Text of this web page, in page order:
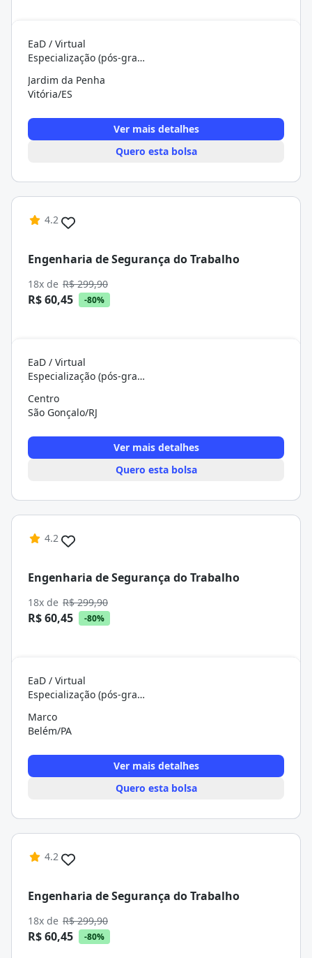
EaD / Virtual
Especialização (pós-graduação)
Jardim da Penha
Vitória/ES
Ver mais detalhes
Quero esta bolsa
4.2
Engenharia de Segurança do Trabalho
18x de R$ 299,90
R$ 60,45 -80%
EaD / Virtual
Especialização (pós-graduação)
Centro
São Gonçalo/RJ
Ver mais detalhes
Quero esta bolsa
4.2
Engenharia de Segurança do Trabalho
18x de R$ 299,90
R$ 60,45 -80%
EaD / Virtual
Especialização (pós-graduação)
Marco
Belém/PA
Ver mais detalhes
Quero esta bolsa
4.2
Engenharia de Segurança do Trabalho
18x de R$ 299,90
R$ 60,45 -80%